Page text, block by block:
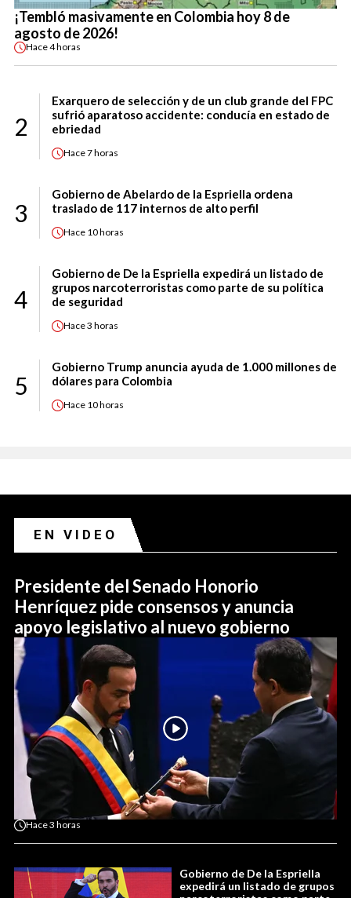
¡Tembló masivamente en Colombia hoy 8 de
agosto de 2026!
Hace4 horas
2
Exarquero de selección y de un club grande del FPC
sufrió aparatoso accidente: conducía en estado de
ebriedad
Hace7 horas
3
Gobierno de Abelardo de la Espriella ordena
traslado de 117 internos de alto perfil
Hace 10 horas
4
Gobierno de De la Espriella expedirá un listado de
grupos narcoterroristas como parte de su política
de seguridad
Hace3 horas
5
Gobierno Trump anuncia ayuda de 1.000 millones de
dólares para Colombia
Hace 10 horas
EN VIDEO
Presidente del Senado Honorio
Henríquez pide consensos y anuncia
apoyo legislativo al nuevo gobierno
Hace3 horas
Gobierno de De la Espriella
expedirá un listado de grupos